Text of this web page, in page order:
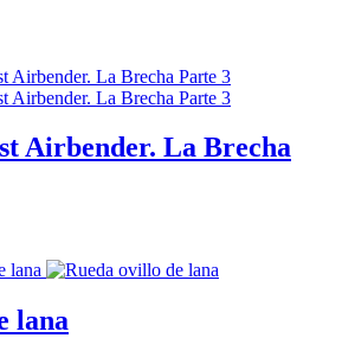
Airbender. La Brecha
lana